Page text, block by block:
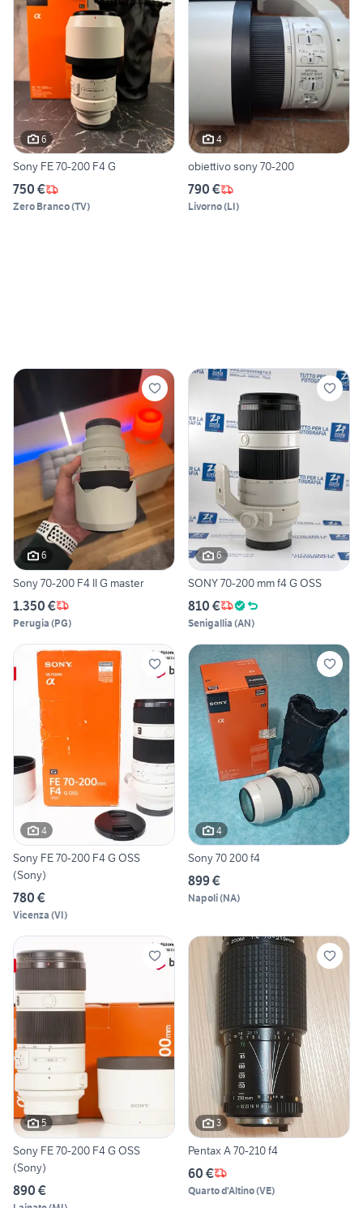
6
Sony FE 70-200 F4 G
750 €
Zero Branco(TV)
4
obiettivo sony 70-200
790 €
Livorno(LI)
6
Sony 70-200 F4 II G master
1.350 €
Perugia (PG)
6
SONY 70-200 mm f4 G OSS
810 €
Senigallia (AN)
4
Sony FE 70-200 F4 G OSS
(Sony)
780 €
Vicenza (VI)
4
Sony 70 200 f4
899 €
Napoli(NA)
5
Sony FE 70-200 F4 G OSS
(Sony)
890 €
3
Pentax A 70-210 f4
60 €
Quarto d'Altino(VE)